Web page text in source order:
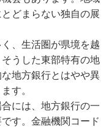
どまらない独自の展
、生活圏が県境を越
うした東部特有の地
地方銀行とはやや異
す。
には、地方銀行の一
す。金融機関コード